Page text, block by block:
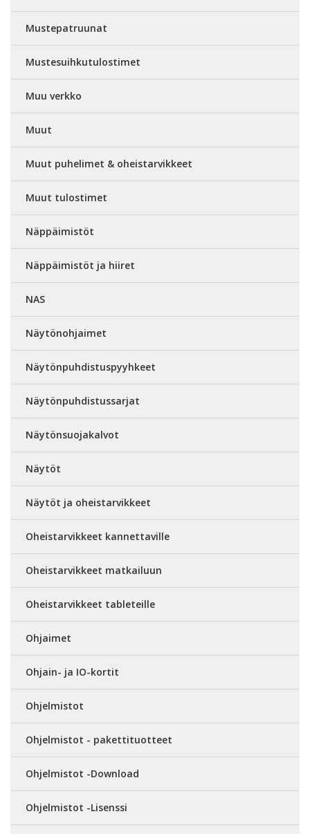
Mustepatruunat
Mustesuihkutulostimet
Muu verkko
Muut
Muut puhelimet & oheistarvikkeet
Muut tulostimet
Näppäimistöt
Näppäimistöt ja hiiret
NAS
Näytönohjaimet
Näytönpuhdistuspyyhkeet
Näytönpuhdistussarjat
Näytönsuojakalvot
Näytöt
Näytöt ja oheistarvikkeet
Oheistarvikkeet kannettaville
Oheistarvikkeet matkailuun
Oheistarvikkeet tableteille
Ohjaimet
Ohjain- ja IO-kortit
Ohjelmistot
Ohjelmistot - pakettituotteet
Ohjelmistot -Download
Ohjelmistot -Lisenssi